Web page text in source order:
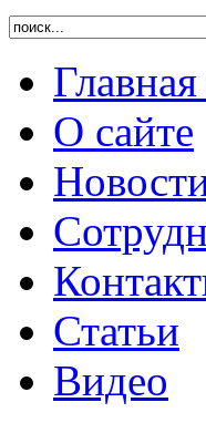
О сайте
Статьи
Видео